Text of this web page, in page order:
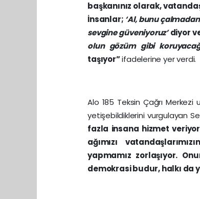
başkanınız olarak,
İnsanlar; ‘Al, bunu
sevgine güveniyoruz’diyor
olun gözüm gibi
taşıyor”ifadelerine yer verdi.
Alo 185 Teksin Çağrı
yetişebildiklerini vurgulayan
fazla insana hizmet
ağımızı
yapmamız zorlaşıyor.
demokrasi budur, halkı da